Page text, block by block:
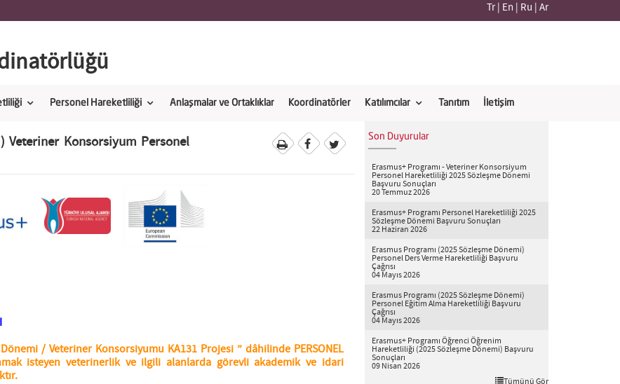
Tr| En Ru Ar
Personel Hareketliliği Anlaşmalar ve Ortaklıklar Koordinatörler Katılımcılar Tanıtım İletişim
Veteriner Konsorsiyum Personel
/ Veteriner Konsorsiyumu KA131 Projesi ” dâhilinde PERSONEL
isteyen veterinerlik ve ilgili alanlarda görevli akademik ve idari
Son Duyurular
Erasmus+ Programı - Veteriner Konsorsiyum
Personel Hareketliliği 2025 Sözleşme Dönemi
Başvuru Sonuçları
20 Temmuz 2026
Erasmus+ Programı Personel Hareketliliği 2025
Sözleşme Dönemi Başvuru Sonuçları
22 Haziran 2026
Erasmus Programı (2025 Sözleşme Dönemi)
Personel Ders Verme Hareketliliği Başvuru
Çağrısı
04 Mayıs 2026
Erasmus Programı (2025 Sözleşme Dönemi)
Personel Eğitim Alma Hareketliliği Başvuru
Çağrısı
04 Mayıs 2026
Erasmus+ Programı Öğrenci Öğrenim
Hareketliliği (2025 Sözleşme Dönemi) Başvuru
Sonuçları
09 Nisan 2026